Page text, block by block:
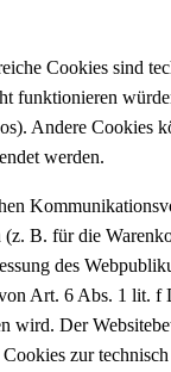
Cookies sind
funktionieren
Andere Cookies
werden.
B. für die
des
Art. 6 Abs. 1 lit. f
wird. Der
zur